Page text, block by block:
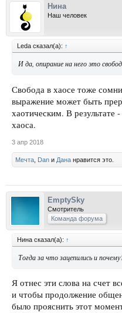
Нина
Наш человек
Leda сказал(а): ↑
И да, опирание на него это
Свобода в хаосе тоже
выражение может быть
хаотическим. В результате
хаоса.
3 апр 2018
Мечта Dan и Дана нравится это.
EmptySky
Смотритель
Команда форума
Нина сказал(а): ↑
Тогда за что зацепились и
Я отнес эти слова на счет
и чтобы продолжение
было прояснить этот